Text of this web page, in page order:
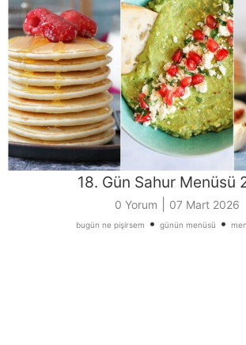
18. Gün Sahur Menüsü
0 Yorum 07 Mart 2026
bugün ne pişirsem • günün menüsü •